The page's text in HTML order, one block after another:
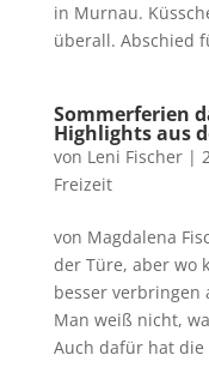
in Murnau.
überall. Abschied
Sommerferien
Highlights aus
von Leni Fischer|
Freizeit
von Magdalena
der Türe, aber wo
besser verbringen
Man weiß nicht,
Auch dafür hat